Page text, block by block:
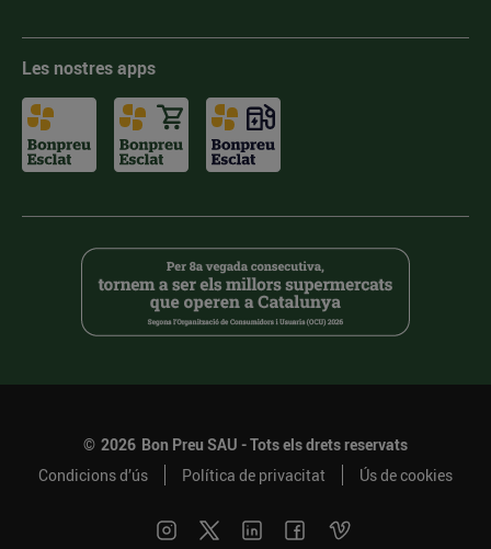
Les nostres apps
© 2026 Bon Preu SAU - Tots els drets reservats
Condicions d’ús
Política de privacitat Ús de cookies